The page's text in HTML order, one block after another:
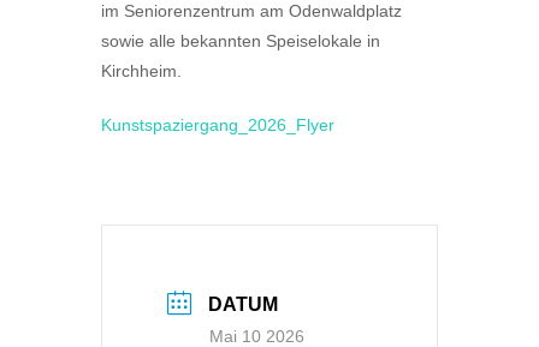
im Seniorenzentrum am Odenwaldplatz
sowie alle bekannten Speiselokale in
Kirchheim.
Kunstspaziergang_2026_Flyer
DATUM
Mai 10 2026